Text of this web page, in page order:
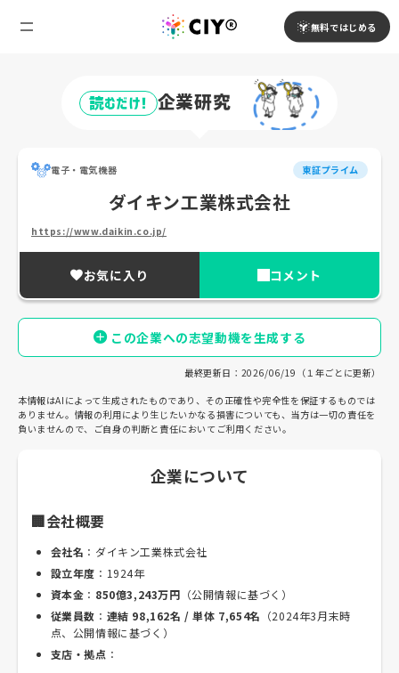
無料ではじめる
読むだけ! 企業研究
電子・電気機器 東証プライム
ダイキン工業株式会社
https://www.daikin.co.jp/
お気に入り コメント
この企業への志望動機を生成する
最終更新日：2026/06/19（１年ごとに更新）
本情報はAIによって生成されたものであり、その正確性や完全性を保証するものでは
ありません。情報の利用により生じたいかなる損害についても、当方は一切の責任を
負いませんので、ご自身の判断と責任においてご利用ください。
企業について
🏢会社概要
会社名 ：ダイキン工業株式会社
設立年度 ：1924年
資本金 ： 850億3,243万円 （公開情報に基づく）
従業員数 ： 連結 98,162名 / 単体 7,654名 （2024年3月末時
点、公開情報に基づく）
支店・拠点 ：